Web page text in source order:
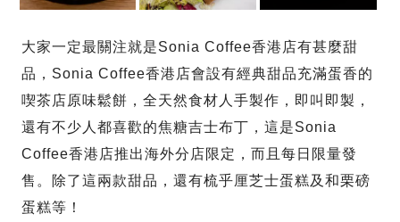
大家一定最關注就是Sonia Coffee香港店有甚麼甜
品，Sonia Coffee香港店會設有經典甜品充滿蛋香的
喫茶店原味鬆餅，全天然食材人手製作，即叫即製，
還有不少人都喜歡的焦糖吉士布丁，這是Sonia
Coffee香港店推出海外分店限定，而且每日限量發
售。除了這兩款甜品，還有梳乎厘芝士蛋糕及和栗磅
蛋糕等！